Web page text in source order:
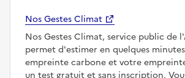
Nos Gestes Climat
Nos Gestes Climat, service public de
permet d'estimer en quelques
empreinte carbone et votre